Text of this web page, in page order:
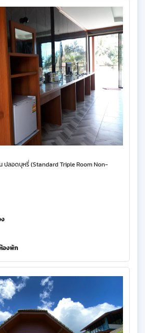
ปลอดบุหรี่ (Standard Triple Room Non-
องพัก